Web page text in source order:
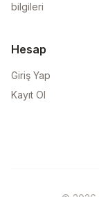
bilgileri
Hesap
Giriş Yap
Kayıt Ol